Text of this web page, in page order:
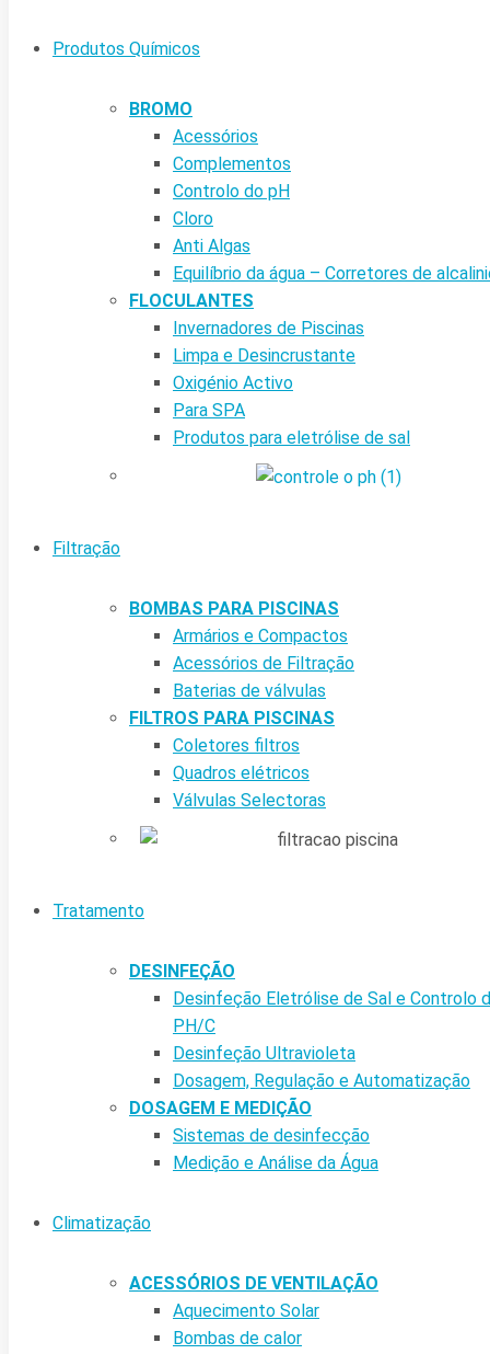
Produtos Químicos
BROMO
Acessórios
Complementos
Controlo do pH
Cloro
Anti Algas
Equilíbrio da água – Corretores de
FLOCULANTES
Invernadores de Piscinas
Limpa e Desincrustante
Oxigénio Activo
Para SPA
Produtos para eletrólise de sal
Filtração
BOMBAS PARA PISCINAS
Armários e Compactos
Acessórios de Filtração
Baterias de válvulas
FILTROS PARA PISCINAS
Coletores filtros
Quadros elétricos
Válvulas Selectoras
Tratamento
DESINFEÇÃO
Desinfeção Eletrólise de Sal e Controlo
PH/C
Desinfeção Ultravioleta
Dosagem, Regulação e Automatização
DOSAGEM E MEDIÇÃO
Sistemas de desinfecção
Medição e Análise da Água
Climatização
ACESSÓRIOS DE VENTILAÇÃO
Aquecimento Solar
Bombas de calor